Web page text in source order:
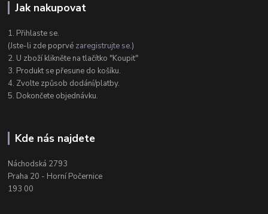
Jak nakupovat
1. Přihlaste se.
(Jste-li zde poprvé zaregistrujte se.)
2. U zboží klikněte na tlačítko "Koupit"
3. Produkt se přesune do košíku.
4. Zvolte způsob dodání/platby.
5. Dokončete objednávku.
Kde nás najdete
Náchodská 2793
Praha 20 - Horní Počernice
193 00